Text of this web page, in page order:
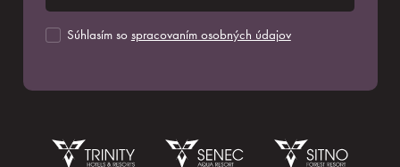
Súhlasím so spracovaním osobných údajov